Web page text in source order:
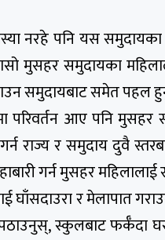
नरहे पनि यस
मुसहर समुदायका
समुदायबाट समेत पहल
परिवर्तन आए पनि मुसहर
राज्य र समुदाय दुवै
गर्न मुसहर
घाँसदाउरा र मेलापात
स्कुलबाट फर्कँदा